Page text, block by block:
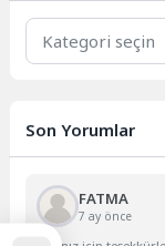
Kategoriler
Son Yorumlar
FATMA
7 ay önce